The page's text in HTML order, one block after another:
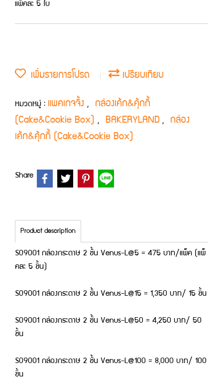
แพ็คละ 5 ใบ
เพิ่มรายการโปรด เปรียบเทียบ
หมวดหมู่ : แพคเกจจิ้ง , กล่องเค้ก&คุ้กกี้
(Cake&Cookie Box) , BAKERYLAND , กล่อง
เค้ก&คุ้กกี้ (Cake&Cookie Box)
Share
Product description
S09001 กล่องกระดาษ 2 ชั้น Venus-L@5 = 475 บาท/แพ็ค (แพ็
คละ 5 ชิ้น)
S09001 กล่องกระดาษ 2 ชั้น Venus-L@15 = 1,350 บาท/ 15 ชิ้น
S09001 กล่องกระดาษ 2 ชั้น Venus-L@50 = 4,250 บาท/ 50
ชิ้น
S09001 กล่องกระดาษ 2 ชั้น Venus-L@100 = 8,000 บาท/ 100
ชิ้น